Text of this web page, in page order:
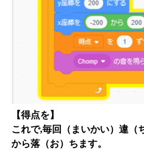
【得点を】
これで,毎回（まいかい）違（
から落（お）ちます。